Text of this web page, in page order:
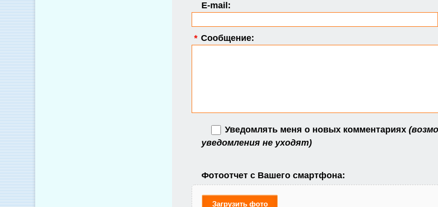
E-mail:
* Сообщение:
Уведомлять меня о новых комментариях
уведомления не уходят)
Фотоотчет с Вашего смартфона:
Загрузить фото